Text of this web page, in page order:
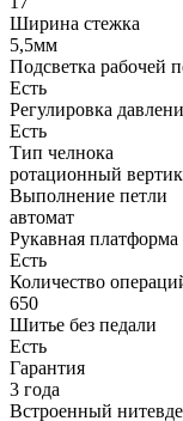
Ширина стежка
5,5мм
Подсветка рабочей
Есть
Регулировка
Есть
Тип челнока
ротационный
Выполнение петли
автомат
Рукавная
Есть
Количество
650
Шитье без педали
Есть
Гарантия
3 года
Встроенный